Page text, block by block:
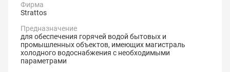
Фирма
Strattos
Предназначение
для обеспечения горячей водой бытовых и
промышленных объектов, имеющих магистраль
холодного водоснабжения с необходимыми
параметрами